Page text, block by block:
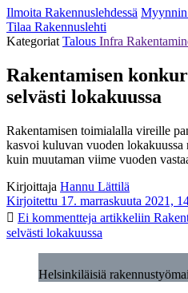
Ilmoita Rakennuslehdessä Myynnin
Tilaa Rakennuslehti
Kategoriat Talous Infra
Rakentamisen
selvästi lokakuussa
Rakentamisen toimialalla vireille
kasvoi kuluvan vuoden lokakuussa
kuin muutaman viime vuoden
Kirjoittaja Hannu Lättilä
Kirjoitettu 17. marraskuuta 2021,
Ei kommentteja artikkeliin
selvästi lokakuussa
Helsinkiläisiä